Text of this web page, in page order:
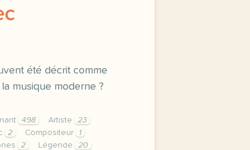
été décrit comme
musique moderne ?
498 Artiste
23
2 Compositeur
1
2 Légende
20